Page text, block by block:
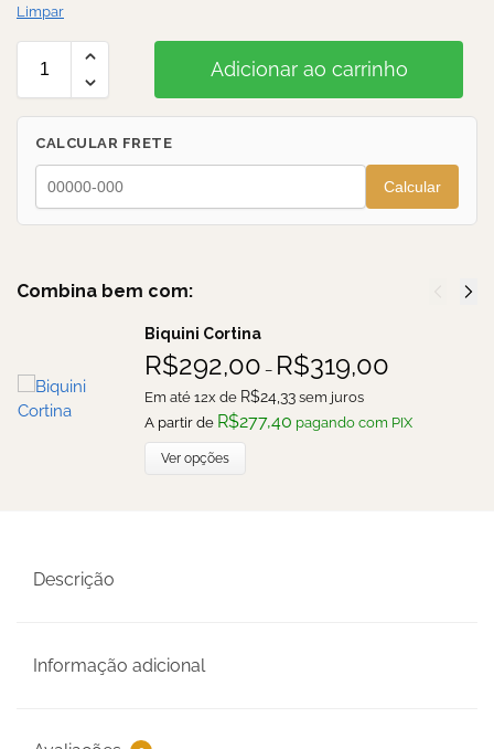
Limpar
Adicionar ao carrinho
CALCULAR FRETE
Calcular
Combina bem com:
Biquini Cortina
R$292,00 – R$319,00
Em até 12x de R$24,33 sem juros
A partir de R$277,40 pagando com PIX
Ver opções
Descrição
Informação adicional